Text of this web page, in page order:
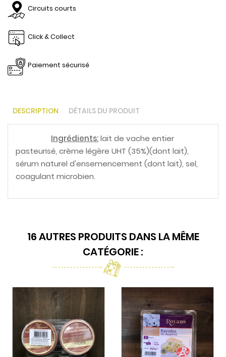
Circuits courts
Click & Collect
Paiement sécurisé
DESCRIPTION DÉTAILS DU PRODUIT
Ingrédients:lait de vache entier
pasteurisé, crème légère UHT (35%)(dont lait),
sérum naturel d'ensemencement (dont lait), sel,
coagulant microbien.
16 AUTRES PRODUITS DANS LA MÊME
CATÉGORIE :